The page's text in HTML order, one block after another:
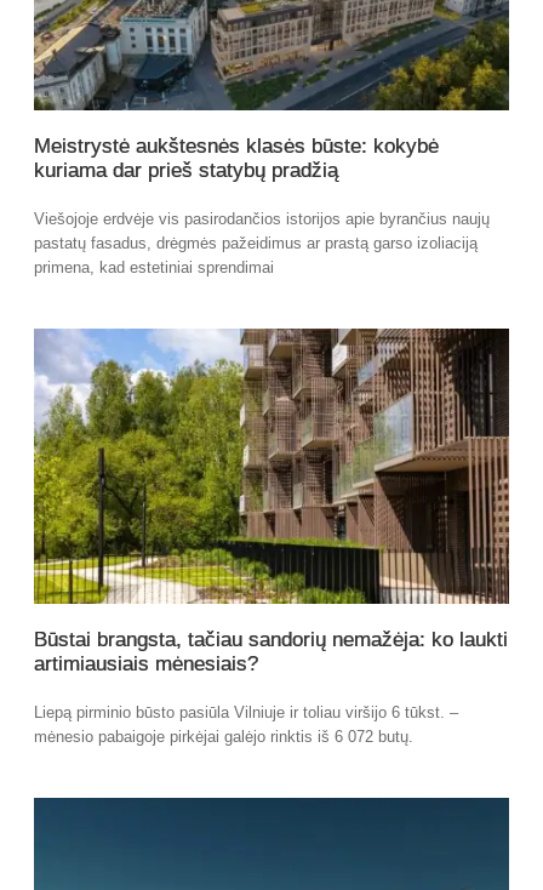
Meistrystė aukštesnės klasės būste: kokybė
kuriama dar prieš statybų pradžią
Viešojoje erdvėje vis pasirodančios istorijos apie byrančius naujų
pastatų fasadus, drėgmės pažeidimus ar prastą garso izoliaciją
primena, kad estetiniai sprendimai
Būstai brangsta, tačiau sandorių nemažėja: ko laukti
artimiausiais mėnesiais?
Liepą pirminio būsto pasiūla Vilniuje ir toliau viršijo 6 tūkst. –
mėnesio pabaigoje pirkėjai galėjo rinktis iš 6 072 butų.